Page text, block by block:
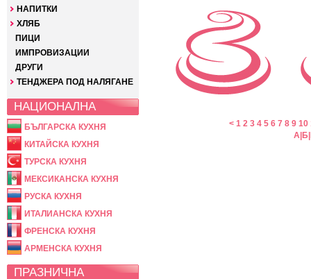
НАПИТКИ
ХЛЯБ
ПИЦИ
ИМПРОВИЗАЦИИ
ДРУГИ
ТЕНДЖЕРА ПОД НАЛЯГАНЕ
НАЦИОНАЛНА
БЪЛГАРСКА КУХНЯ
КИТАЙСКА КУХНЯ
ТУРСКА КУХНЯ
МЕКСИКАНСКА КУХНЯ
РУСКА КУХНЯ
ИТАЛИАНСКА КУХНЯ
ФРЕНСКА КУХНЯ
АРМЕНСКА КУХНЯ
ПРАЗНИЧНА
< 1 2 3 4 5 6 7 8 9 10
А Б